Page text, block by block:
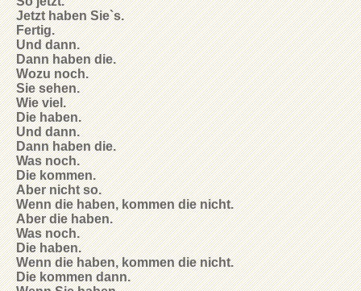
Jetzt haben Sie`s.
Fertig.
Und dann.
Dann haben die.
Wozu noch.
Sie sehen.
Wie viel.
Die haben.
Und dann.
Dann haben die.
Was noch.
Die kommen.
Aber nicht so.
Wenn die haben, kommen die nicht.
Aber die haben.
Was noch.
Die haben.
Wenn die haben, kommen die nicht.
Die kommen dann.